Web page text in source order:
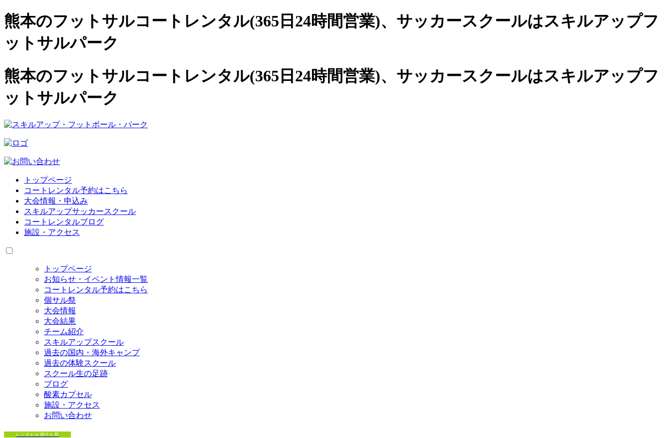
熊本のフットサルコートレンタル(365日24時間営業)、 サッカースクールはスキルアップフ
ットサルパーク
熊本のフットサルコートレンタル(365日24時間営業)、サッカースクールはスキルアップフ
ットサルパーク
トップページ
コートレンタル予約はこちら
大会情報・申込み
スキルアップサッカースクール
コートレンタルブログ
施設・アクセス
トップページ
お知らせ・イベント情報一覧
コートレンタル予約はこちら
個サル祭
大会情報
大会結果
チーム紹介
スキルアップスクール
過去の国内・海外キャンプ
過去の体験スクール
スクール生の足跡
ブログ
酸素カプセル
施設・アクセス
お問い合わせ
レンタル or 個サル 祭